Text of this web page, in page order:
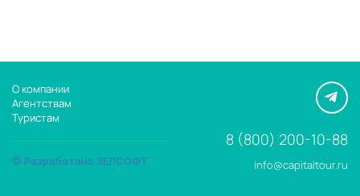
О компании
Агентствам
Туристам
© Разработано ЗЕЛСОФТ
8 (800) 200-10-88
info@capitaltour.ru